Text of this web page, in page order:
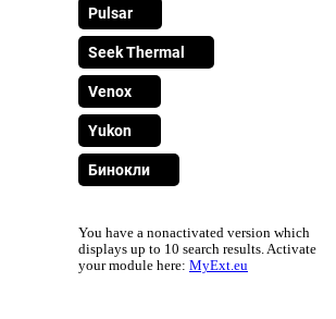
Pulsar
Seek Thermal
Venox
Yukon
Бинокли
You have a nonactivated version which
displays up to 10 search results. Activate
your module here: MyExt.eu